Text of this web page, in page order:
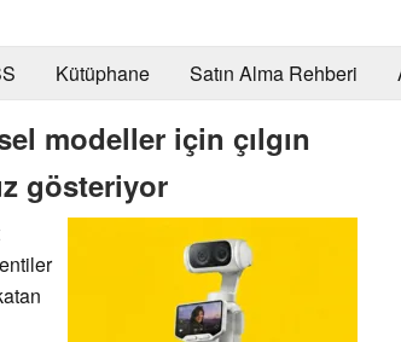
Kütüphane Satın Alma Rehberi
modeller için çılgın
gösteriyor